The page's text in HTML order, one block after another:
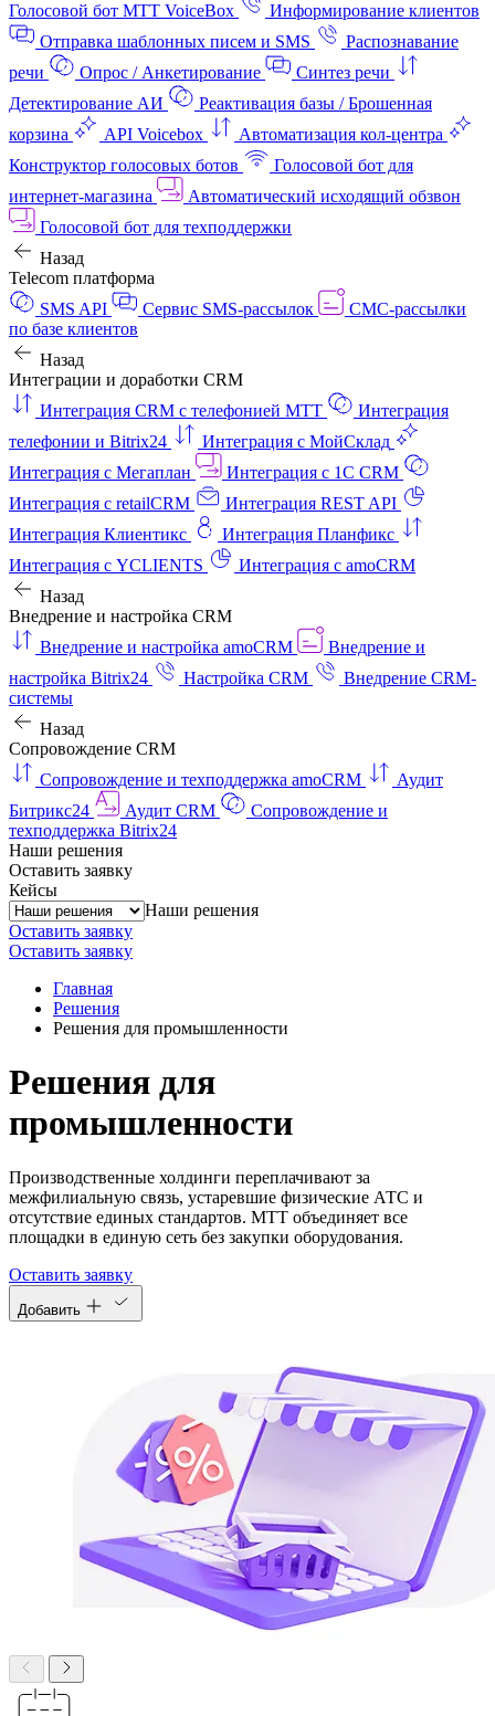
Голосовой бот МТТ VoiceBox
Информирование клиентов
Отправка шаблонных писем и SMS
Распознавание
речи
Опрос / Анкетирование
Синтез речи
Детектирование АИ
Реактивация базы / Брошенная
корзина
API Voicebox
Автоматизация кол‑центра
Конструктор голосовых ботов
Голосовой бот для
интернет‑магазина
Автоматический исходящий обзвон
Голосовой бот для техподдержки
Назад
Telecom платформа
SMS API
Сервис SMS-рассылок
СМС-рассылки
по базе клиентов
Назад
Интеграции и доработки CRM
Интеграция CRM с телефонией МТТ
Интеграция
телефонии и Bitrix24
Интеграция с МойСклад
Интеграция с Мегаплан
Интеграция с 1C CRM
Интеграция с retailCRM
Интеграция REST API
Интеграция Клиентикс
Интеграция Планфикс
Интеграция с YCLIENTS
Интеграция с amoCRM
Назад
Внедрение и настройка CRM
Внедрение и настройка amoCRM
Внедрение и
настройка Bitrix24
Настройка CRM
Внедрение CRM-
системы
Назад
Сопровождение CRM
Сопровождение и техподдержка amoCRM
Аудит
Битрикс24
Аудит CRM
Сопровождение и
техподдержка Bitrix24
Наши решения
Оставить заявку
Кейсы
Наши решения
Оставить заявку
Оставить заявку
Главная
Решения
Решения для промышленности
Решения для
промышленности
Производственные холдинги переплачивают за
межфилиальную связь, устаревшие физические АТС и
отсутствие единых стандартов. МТТ объединяет все
площадки в единую сеть без закупки оборудования.
Оставить заявку
Добавить